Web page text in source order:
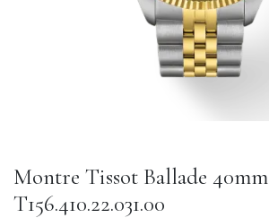
Montre Tissot Ballade 40mm
T156.410.22.031.00